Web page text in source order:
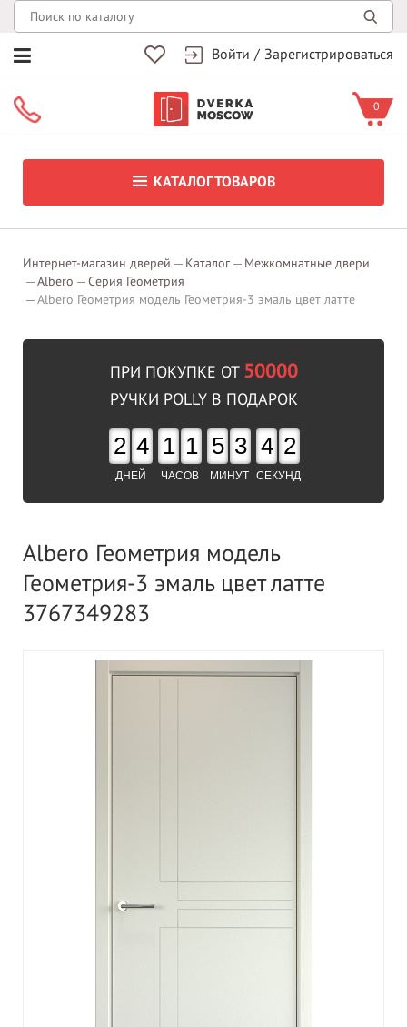
Войти / Зарегистрироваться
0
КАТАЛОГ ТОВАРОВ
Интернет-магазин дверей Каталог
Межкомнатные двери
Albero
Серия Геометрия
Albero Геометрия модель Геометрия-3 эмаль цвет латте
ПРИ ПОКУПКЕ ОТ 50000
РУЧКИ POLLY В ПОДАРОК
2 4
ДНЕЙ
1 1
ЧАСОВ
5 3
МИНУТ
4 1
СЕКУНД
Albero Геометрия модель
Геометрия-3 эмаль цвет латте
3767349283